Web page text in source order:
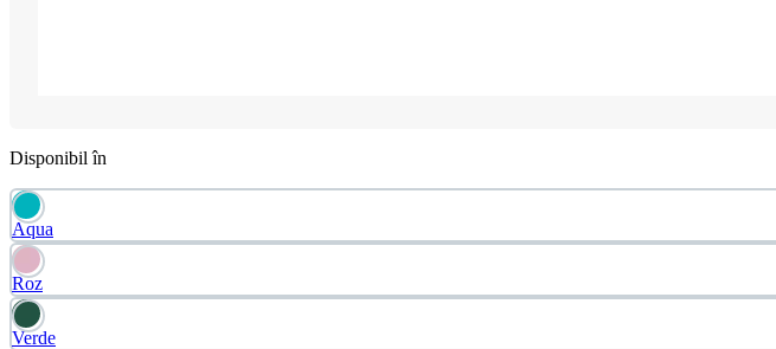
Disponibil în
Aqua
Roz
Verde